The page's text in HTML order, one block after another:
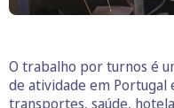
O trabalho por turnos é
de atividade em Portugal
transportes, saúde,